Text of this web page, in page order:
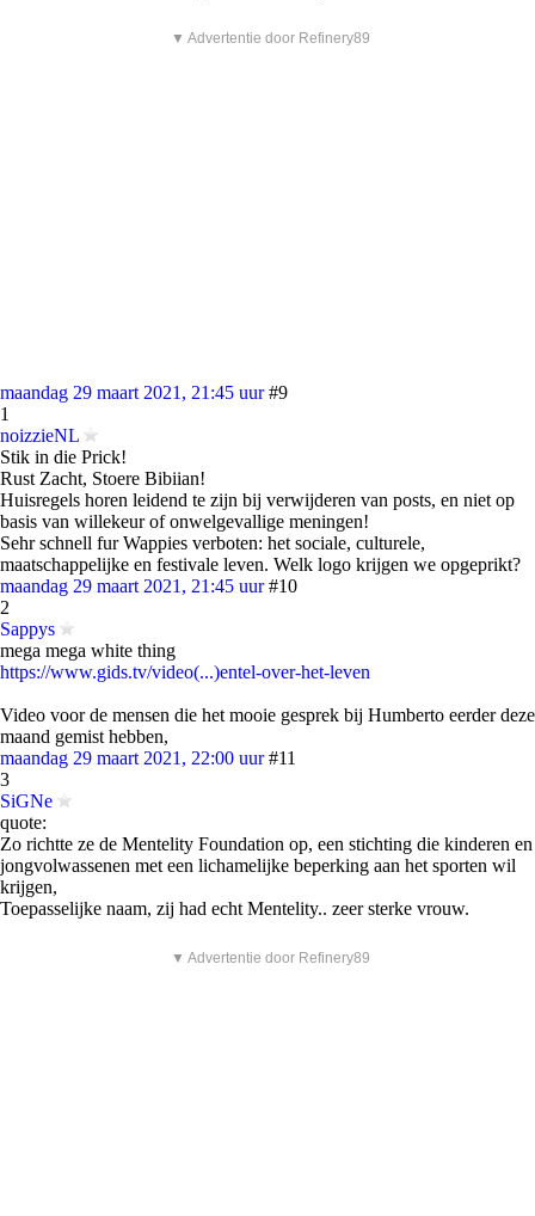
▼ Advertentie door Refinery89
maandag 29 maart 2021, 21:45 uur #9
1
noizzieNL
Stik in die Prick!
Rust Zacht, Stoere Bibiian!
Huisregels horen leidend te zijn bij verwijderen van posts, en niet op
basis van willekeur of onwelgevallige meningen!
Sehr schnell fur Wappies verboten: het sociale, culturele,
maatschappelijke en festivale leven. Welk logo krijgen we opgeprikt?
maandag 29 maart 2021, 21:45 uur #10
2
Sappys
mega mega white thing
https://www.gids.tv/video(...)entel-over-het-leven
Video voor de mensen die het mooie gesprek bij Humberto eerder deze
maand gemist hebben,
maandag 29 maart 2021, 22:00 uur #11
3
SiGNe
quote:
Zo richtte ze de Mentelity Foundation op, een stichting die kinderen en
jongvolwassenen met een lichamelijke beperking aan het sporten wil
krijgen,
Toepasselijke naam, zij had echt Mentelity.. zeer sterke vrouw.
▼ Advertentie door Refinery89